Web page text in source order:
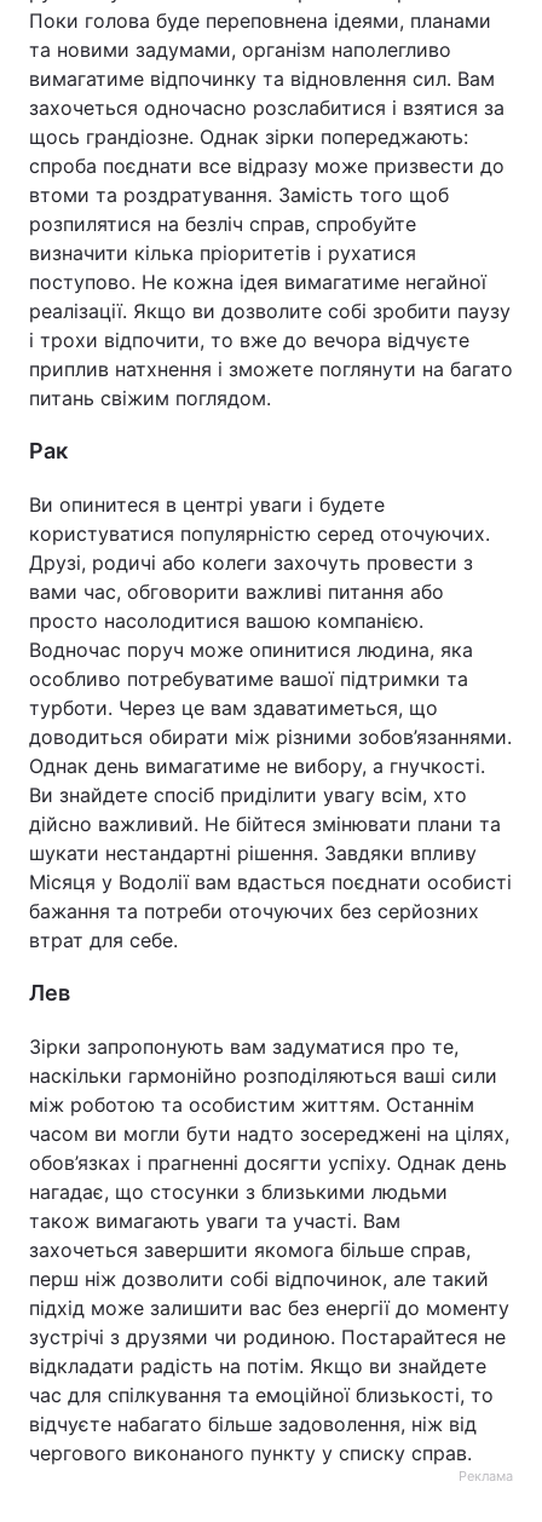
Поки голова буде переповнена ідеями, планами
та новими задумами, організм наполегливо
вимагатиме відпочинку та відновлення сил. Вам
захочеться одночасно розслабитися і взятися за
щось грандіозне. Однак зірки попереджають:
спроба поєднати все відразу може призвести до
втоми та роздратування. Замість того щоб
розпилятися на безліч справ, спробуйте
визначити кілька пріоритетів і рухатися
поступово. Не кожна ідея вимагатиме негайної
реалізації. Якщо ви дозволите собі зробити паузу
і трохи відпочити, то вже до вечора відчуєте
приплив натхнення і зможете поглянути на багато
питань свіжим поглядом.
Рак
Ви опинитеся в центрі уваги і будете
користуватися популярністю серед оточуючих.
Друзі, родичі або колеги захочуть провести з
вами час, обговорити важливі питання або
просто насолодитися вашою компанією.
Водночас поруч може опинитися людина, яка
особливо потребуватиме вашої підтримки та
турботи. Через це вам здаватиметься, що
доводиться обирати між різними зобов’язаннями.
Однак день вимагатиме не вибору, а гнучкості.
Ви знайдете спосіб приділити увагу всім, хто
дійсно важливий. Не бійтеся змінювати плани та
шукати нестандартні рішення. Завдяки впливу
Місяця у Водолії вам вдасться поєднати особисті
бажання та потреби оточуючих без серйозних
втрат для себе.
Лев
Зірки запропонують вам задуматися про те,
наскільки гармонійно розподіляються ваші сили
між роботою та особистим життям. Останнім
часом ви могли бути надто зосереджені на цілях,
обов’язках і прагненні досягти успіху. Однак день
нагадає, що стосунки з близькими людьми
також вимагають уваги та участі. Вам
захочеться завершити якомога більше справ,
перш ніж дозволити собі відпочинок, але такий
підхід може залишити вас без енергії до моменту
зустрічі з друзями чи родиною. Постарайтеся не
відкладати радість на потім. Якщо ви знайдете
час для спілкування та емоційної близькості, то
відчуєте набагато більше задоволення, ніж від
чергового виконаного пункту у списку справ.
Реклама